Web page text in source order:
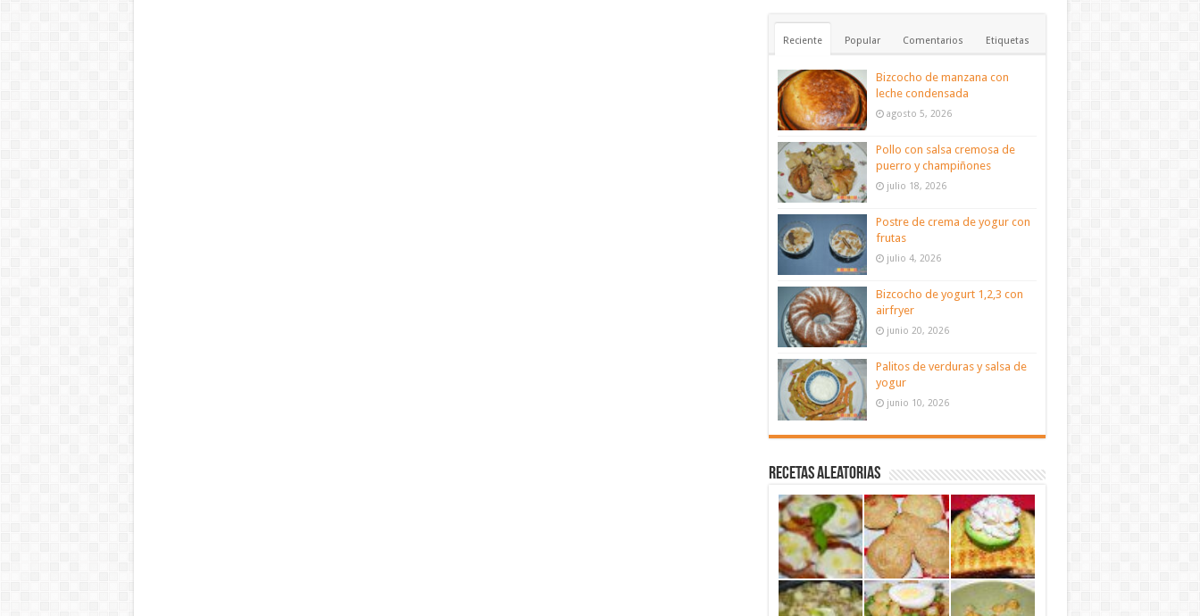
Reciente Popular Comentarios Etiquetas
Bizcocho de manzana con
leche condensada
agosto 5, 2026
Pollo con salsa cremosa de
puerro y champiñones
julio 18, 2026
Postre de crema de yogur con
frutas
julio 4, 2026
Bizcocho de yogurt 1,2,3 con
airfryer
junio 20, 2026
Palitos de verduras y salsa de
yogur
junio 10, 2026
Recetas aleatorias